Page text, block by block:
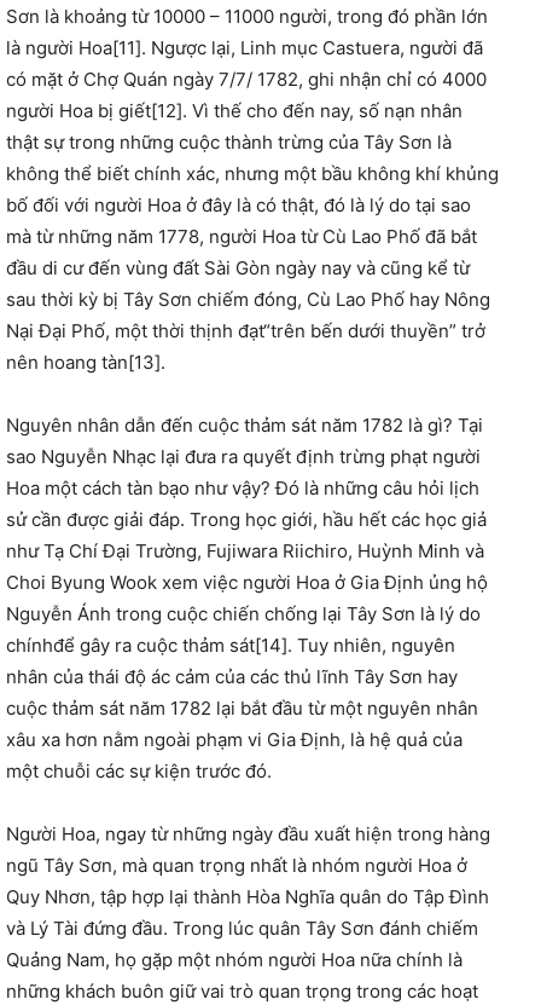
Sơn là khoảng từ 10000 – 11000 người, trong đó phần lớn
là người Hoa[11]. Ngược lại, Linh mục Castuera, người đã
có mặt ở Chợ Quán ngày 7/7/ 1782, ghi nhận chỉ có 4000
người Hoa bị giết[12]. Vì thế cho đến nay, số nạn nhân
thật sự trong những cuộc thành trừng của Tây Sơn là
không thể biết chính xác, nhưng một bầu không khí khủng
bố đối với người Hoa ở đây là có thật, đó là lý do tại sao
mà từ những năm 1778, người Hoa từ Cù Lao Phố đã bắt
đầu di cư đến vùng đất Sài Gòn ngày nay và cũng kể từ
sau thời kỳ bị Tây Sơn chiếm đóng, Cù Lao Phố hay Nông
Nại Đại Phố, một thời thịnh đạt“trên bến dưới thuyền” trở
nên hoang tàn[13].
Nguyên nhân dẫn đến cuộc thảm sát năm 1782 là gì? Tại
sao Nguyễn Nhạc lại đưa ra quyết định trừng phạt người
Hoa một cách tàn bạo như vậy? Đó là những câu hỏi lịch
sử cần được giải đáp. Trong học giới, hầu hết các học giả
như Tạ Chí Đại Trường, Fujiwara Riichiro, Huỳnh Minh và
Choi Byung Wook xem việc người Hoa ở Gia Định ủng hộ
Nguyễn Ánh trong cuộc chiến chống lại Tây Sơn là lý do
chínhđể gây ra cuộc thảm sát[14]. Tuy nhiên, nguyên
nhân của thái độ ác cảm của các thủ lĩnh Tây Sơn hay
cuộc thảm sát năm 1782 lại bắt đầu từ một nguyên nhân
xâu xa hơn nằm ngoài phạm vi Gia Định, là hệ quả của
một chuỗi các sự kiện trước đó.
Người Hoa, ngay từ những ngày đầu xuất hiện trong hàng
ngũ Tây Sơn, mà quan trọng nhất là nhóm người Hoa ở
Quy Nhơn, tập hợp lại thành Hòa Nghĩa quân do Tập Đình
và Lý Tài đứng đầu. Trong lúc quân Tây Sơn đánh chiếm
Quảng Nam, họ gặp một nhóm người Hoa nữa chính là
những khách buôn giữ vai trò quan trọng trong các hoạt